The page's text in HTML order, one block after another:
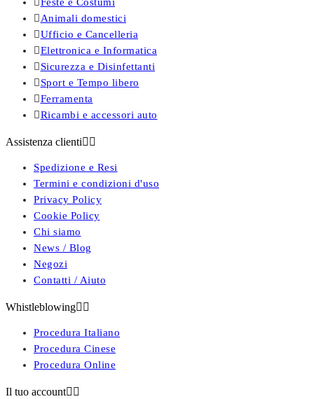
 Animali domestici
Ufficio e Cancelleria
Elettronica e Informatica
 Sicurezza e Disinfettanti
 Sport e Tempo libero
Ferramenta
Ricambi e accessori auto
Assistenza clienti 
Spedizione e Resi
Termini e condizioni d'uso
Privacy Policy
Cookie Policy
Chi siamo
News / Blog
Negozi
Contatti / Aiuto
Whistleblowing 
Procedura Italiano
Procedura Cinese
Procedura Online
Il tuo account 